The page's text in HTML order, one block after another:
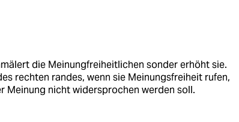
die Meinungfreiheitlichen sonder erhöht sie.
rechten randes, wenn sie Meinungsfreiheit rufen,
Meinung nicht widersprochen werden soll.